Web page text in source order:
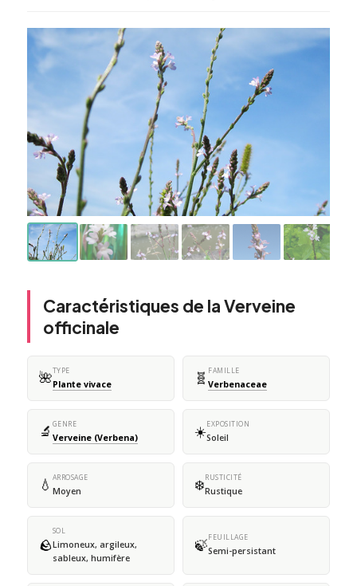
Caractéristiques de la Verveine
officinale
🌺TYPE
Plante vivace 🧬 FAMILLE
Verbenaceae
🔬 GENRE
Verveine (Verbena) ☀️EXPOSITION
Soleil
💧 ARROSAGE
Moyen ❄️RUSTICITÉ
Rustique
🪨
SOL
Limoneux, argileux,
sableux, humifère
🍃FEUILLAGE
Semi-persistant